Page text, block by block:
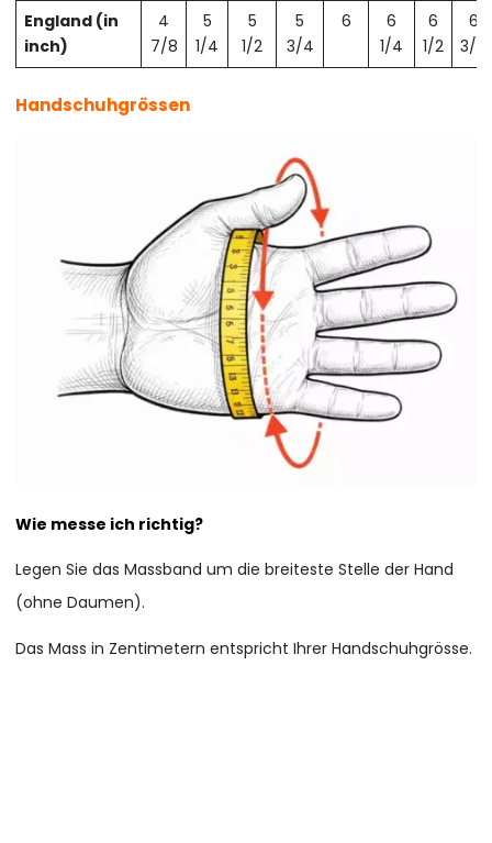
England (in
inch)
4
7/8
5
1/4
5
1/2
5
3/4
6
6
1/4
6
1/2
6
3/4
Handschuhgrössen
Wie messe ich richtig?
Legen Sie das Massband um die breiteste Stelle der Hand
(ohne Daumen).
Das Mass in Zentimetern entspricht Ihrer Handschuhgrösse.